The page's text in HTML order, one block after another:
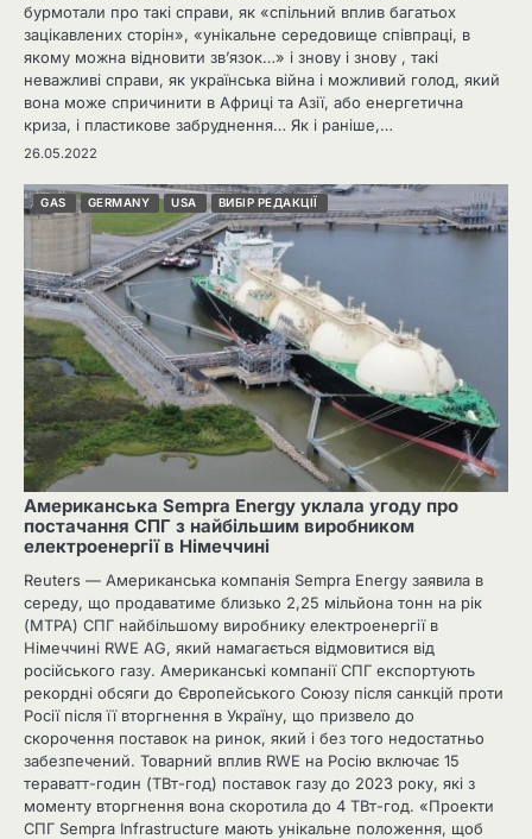
бурмотали про такі справи, як «спільний вплив багатьох
зацікавлених сторін», «унікальне середовище співпраці, в
якому можна відновити зв’язок…» і знову і знову , такі
неважливі справи, як українська війна і можливий голод, який
вона може спричинити в Африці та Азії, або енергетична
криза, і пластикове забруднення… Як і раніше,…
26.05.2022
GAS GERMANY USA ВИБІР РЕДАКЦІЇ
Американська Sempra Energy уклала угоду про
постачання СПГ з найбільшим виробником
електроенергії в Німеччині
Reuters — Американська компанія Sempra Energy заявила в
середу, що продаватиме близько 2,25 мільйона тонн на рік
(MTPA) СПГ найбільшому виробнику електроенергії в
Німеччині RWE AG, який намагається відмовитися від
російського газу. Американські компанії СПГ експортують
рекордні обсяги до Європейського Союзу після санкцій проти
Росії після її вторгнення в Україну, що призвело до
скорочення поставок на ринок, який і без того недостатньо
забезпечений. Товарний вплив RWE на Росію включає 15
тераватт-годин (ТВт-год) поставок газу до 2023 року, які з
моменту вторгнення вона скоротила до 4 ТВт-год. «Проекти
СПГ Sempra Infrastructure мають унікальне положення, щоб